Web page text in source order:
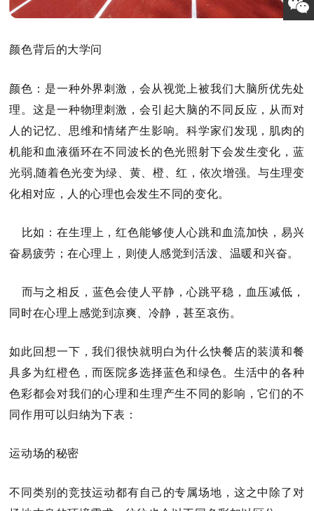
颜色背后的大学问
颜色 ：是一种外界刺激，会从视觉上被我们大脑所优先处
理。这是一种物理刺激，会引起大脑的不同反应，从而对
人的记忆、思维和情绪产生影响。科学家们发现，肌肉的
机能和血液循环在不同波长的色光照射下会发生变化，蓝
光弱,随着色光变为绿、黄、橙、红，依次增强。与生理变
化相对应，人的心理也会发生不同的变化。
比如：在生理上，红色能够使人心跳和血流加快，易兴
奋易疲劳；在心理上，则使人感觉到活泼、温暖和兴奋。
而与之相反，蓝色会使人平静，心跳平稳，血压减低，
同时在心理上感觉到凉爽、冷静，甚至哀伤。
如此回想一下，我们很快就明白为什么快餐店的装潢和餐
具多为红橙色，而医院多选择蓝色和绿色。生活中的各种
色彩都会对我们的心理和生理产生不同的影响，它们的不
同作用可以归纳为下表：
运动场的秘密
不同类别的竞技运动都有自己的专属场地，这之中除了对